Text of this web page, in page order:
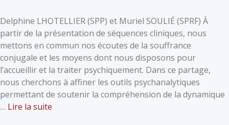
Delphine LHOTELLIER (SPP) et Muriel SOULIÉ (SPRF) À
partir de la présentation de séquences cliniques, nous
mettons en commun nos écoutes de la souffrance
conjugale et les moyens dont nous disposons pour
l’accueillir et la traiter psychiquement. Dans ce partage,
nous cherchons à affiner les outils psychanalytiques
permettant de soutenir la compréhension de la dynamique
… Lire la suite